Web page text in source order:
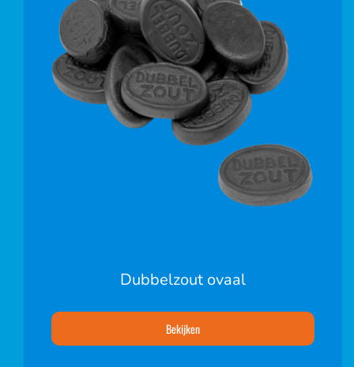
Dubbelzout ovaal
Bekijken